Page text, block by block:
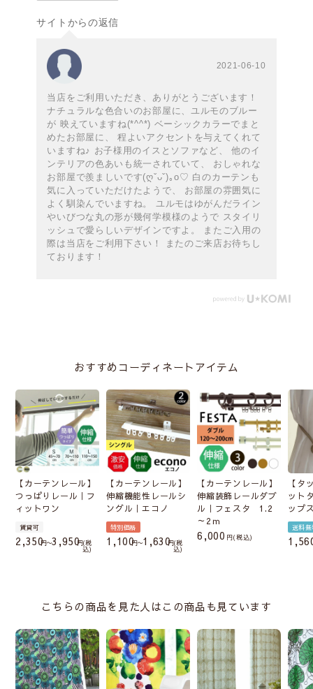
サイトからの返信
2021-06-10
当店をご利用いただき、ありがとうございます！
ナチュラルな色合いのお部屋に、ユルモのブルー
が 映えていますね(*^^*) ベーシックカラーでまと
めたお部屋に、 程よいアクセントを与えてくれて
いますね♪ お子様用のイスとソファなど、 他のイ
ンテリアの色あいも統一されていて、 おしゃれな
お部屋で羨ましいです(ღˇᴗˇ)｡o♡ 白のカーテンも
気に入っていただけたようで、 お部屋の雰囲気に
よく馴染んでいますね。 ユルモはゆがんだライン
やいびつな丸の形が幾何学模様のようで スタイリ
ッシュで愛らしいデザインですよ。 またご入用の
際は当店をご利用下さい！ またのご来店お待ちし
ております！
おすすめコーディネートアイテム
【カーテンレール】
つっぱりレール｜フ
ィットワン
賃貸可
2,350 〜3,950 税
込
【カーテンレール】
伸縮機能性レールシ
ングル｜エコノ
特別価格
1,100 〜1,630 税
込
【カーテンレール】
伸縮装飾レールダブ
ル｜フェスタ 1.2
～2ｍ
6,000 税込
【タ
ット
ップ
送料無
こちらの商品を見た人はこの商品も見ています